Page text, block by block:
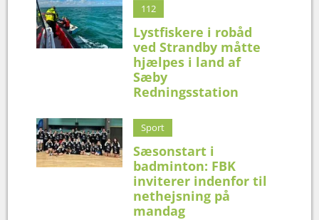
112
Lystfiskere i robåd
ved Strandby måtte
hjælpes i land af
Sæby
Redningsstation
Sport
Sæsonstart i
badminton: FBK
inviterer indenfor til
nethejsning på
mandag